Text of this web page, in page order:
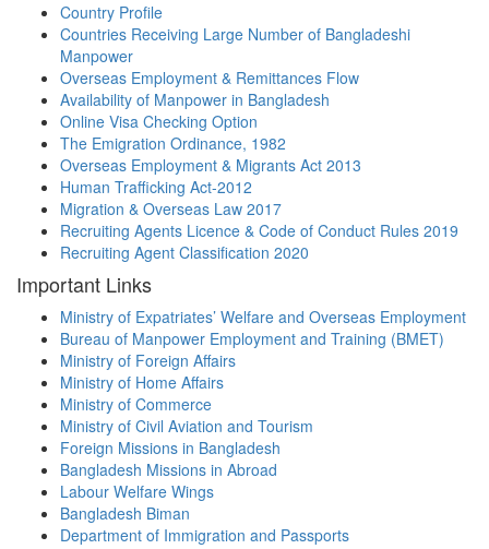
Country Profile
Countries Receiving Large Number of Bangladeshi
Manpower
Overseas Employment & Remittances Flow
Availability of Manpower in Bangladesh
Online Visa Checking Option
The Emigration Ordinance, 1982
Overseas Employment & Migrants Act 2013
Human Trafficking Act-2012
Migration & Overseas Law 2017
Recruiting Agents Licence & Code of Conduct Rules 2019
Recruiting Agent Classification 2020
Important Links
Ministry of Expatriates’ Welfare and Overseas Employment
Bureau of Manpower Employment and Training (BMET)
Ministry of Foreign Affairs
Ministry of Home Affairs
Ministry of Commerce
Ministry of Civil Aviation and Tourism
Foreign Missions in Bangladesh
Bangladesh Missions in Abroad
Labour Welfare Wings
Bangladesh Biman
Department of Immigration and Passports